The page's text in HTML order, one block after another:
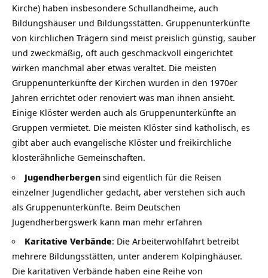
Kirche) haben insbesondere Schullandheime, auch
Bildungshäuser und Bildungsstätten. Gruppenunterkünfte
von kirchlichen Trägern sind meist preislich günstig, sauber
und zweckmäßig, oft auch geschmackvoll eingerichtet
wirken manchmal aber etwas veraltet. Die meisten
Gruppenunterkünfte der Kirchen wurden in den 1970er
Jahren errichtet oder renoviert was man ihnen ansieht.
Einige Klöster werden auch als Gruppenunterkünfte an
Gruppen vermietet. Die meisten Klöster sind katholisch, es
gibt aber auch evangelische Klöster und freikirchliche
klosterähnliche Gemeinschaften.
Jugendherbergen sind eigentlich für die Reisen
einzelner Jugendlicher gedacht, aber verstehen sich auch
als Gruppenunterkünfte. Beim Deutschen
Jugendherbergswerk kann man mehr erfahren
Karitative Verbände: Die Arbeiterwohlfahrt betreibt
mehrere Bildungsstätten, unter anderem Kolpinghäuser.
Die karitativen Verbände haben eine Reihe von